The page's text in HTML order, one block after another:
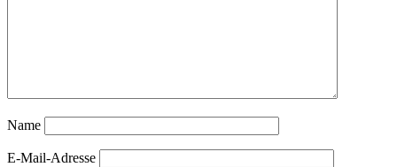
Name
E-Mail-Adresse